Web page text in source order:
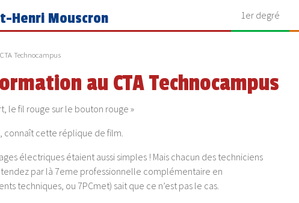
Henri Mouscron 1er degré
Technocampus
au CTA Technocampus
le fil rouge sur le bouton rouge »
connaît cette réplique de film.
électriques étaient aussi simples ! Mais chacun des techniciens
par là 7eme professionnelle complémentaire en
techniques, ou 7PCmet) sait que ce n’est pas le cas.